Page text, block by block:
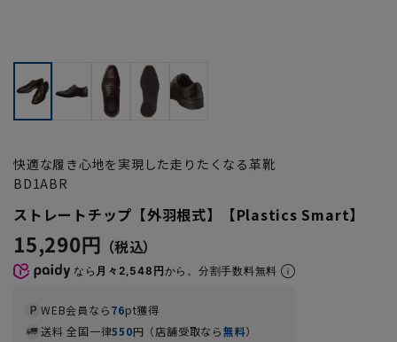
快適な履き心地を実現した走りたくなる革靴
BD1ABR
ストレートチップ【外羽根式】【Plastics Smart】
15,290円
なら 月々2,548円から。分割手数料無料
WEB会員なら76pt獲得
送料 全国一律550円（店舗受取なら無料）